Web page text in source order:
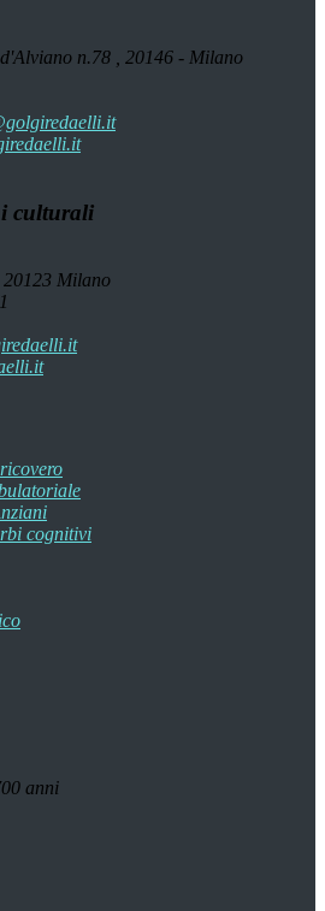
n.78 , 20146 - Milano
culturali
Milano
cognitivi
anni